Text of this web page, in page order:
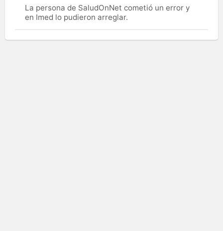
La persona de SaludOnNet cometió un error y
en Imed lo pudieron arreglar.